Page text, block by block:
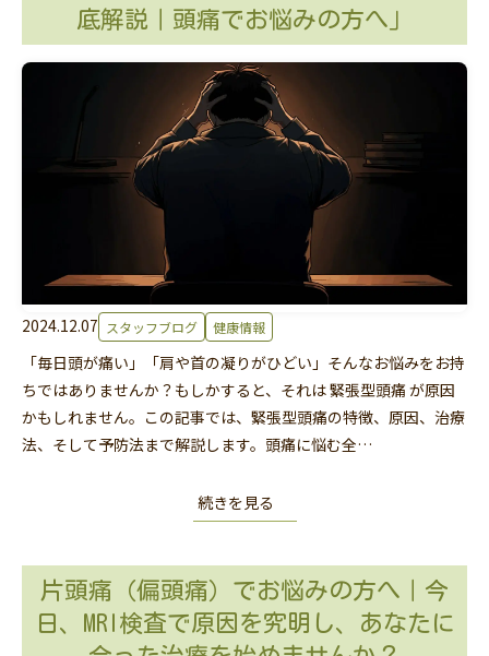
底解説｜頭痛でお悩みの方へ」
2024.12.07 スタッフブログ 健康情報
「毎日頭が痛い」「肩や首の凝りがひどい」そんなお悩みをお持
ちではありませんか？もしかすると、それは 緊張型頭痛 が原因
かもしれません。この記事では、緊張型頭痛の特徴、原因、治療
法、そして予防法まで解説します。頭痛に悩む全…
続きを見る
片頭痛（偏頭痛）でお悩みの方へ｜今
日、MRI検査で原因を究明し、あなたに